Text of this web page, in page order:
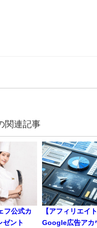
関連記事
フ公式カ
ゼント
【アフィリエイ
Google広告アカ